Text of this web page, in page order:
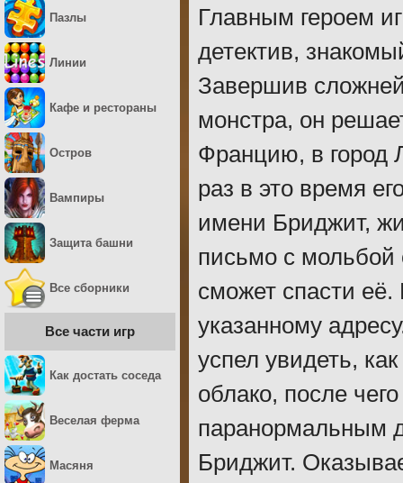
Главным героем
детектив,
Завершив
монстра, он
Францию, в город
раз в это время
имени Бриджит,
письмо с мольбой
сможет спасти
указанному
успел увидеть,
облако, после
паранормальным
Бриджит.
Пазлы
Линии
Кафе и рестораны
Остров
Вампиры
Защита башни
Все сборники
Все части игр
Как достать соседа
Веселая ферма
Масяня